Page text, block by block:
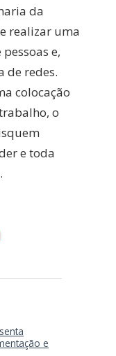
da
realizar uma
e,
de redes.
colocação
o
e toda
e